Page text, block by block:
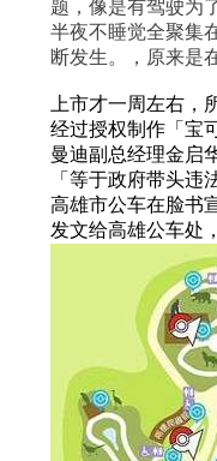
题，像是有驾驶为
半夜不睡觉全聚集
断发生。，原来是
上市才一周左右
经过授权制作「宝
曼迪副总经理金启
「等于政府带头
高雄市公车在脸书
发文给高雄公车处